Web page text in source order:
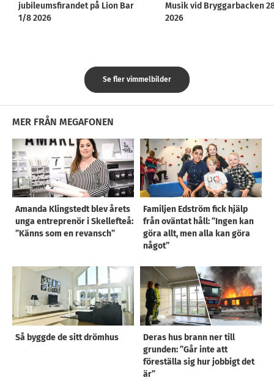
jubileumsfirandet på Lion Bar
1/8 2026
Musik vid Bryggarbacken
2026
Se fler vimmelbilder
MER FRÅN MEGAFONEN
Amanda Klingstedt blev årets
unga entreprenör i Skellefteå:
”Känns som en revansch”
Familjen Edström fick hjälp
från oväntat håll: ”Ingen kan
göra allt, men alla kan göra
något”
Så byggde de sitt drömhus
Deras hus brann ner till
grunden: ”Går inte att
föreställa sig hur jobbigt det
är”